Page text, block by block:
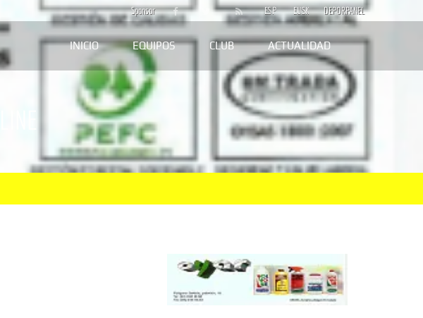
Sponsor ESP EUSK DEPORPANEL
INICIO EQUIPOS CLUB ACTUALIDAD